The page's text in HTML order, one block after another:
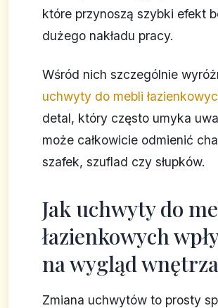
które przynoszą szybki efekt
dużego nakładu pracy.
Wśród nich szczególnie
uchwyty do mebli
detal, który często umyka
może całkowicie odmienić
szafek, szuflad czy słupków.
Jak uchwyty do
łazienkowych
na wygląd
Zmiana uchwytów to prosty